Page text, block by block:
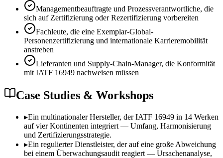
Managementbeauftragte und Prozessverantwortliche, die
sich auf Zertifizierung oder Rezertifizierung vorbereiten
Fachleute, die eine Exemplar-Global-
Personenzertifizierung und internationale Karrieremobilität
anstreben
Lieferanten und Supply-Chain-Manager, die Konformität
mit IATF 16949 nachweisen müssen
Case Studies & Workshops
▸Ein multinationaler Hersteller, der IATF 16949 in 14 Werken
auf vier Kontinenten integriert — Umfang, Harmonisierung
und Zertifizierungsstrategie.
▸Ein regulierter Dienstleister, der auf eine große Abweichung
bei einem Überwachungsaudit reagiert — Ursachenanalyse,